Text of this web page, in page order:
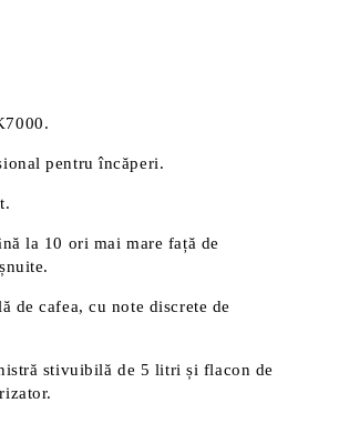
pentru încăperi.
la 10 ori mai mare față de
de cafea, cu note discrete de
stivuibilă de 5 litri și flacon de